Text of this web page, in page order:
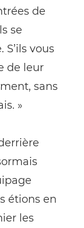
de
se
vous
de leur
sans
»
étions en
les